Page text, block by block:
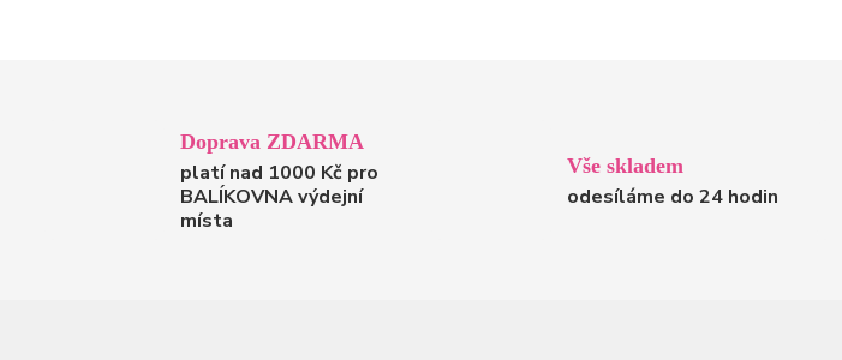
Doprava ZDARMA
platí nad 1000 Kč pro
BALÍKOVNA výdejní
místa
Vše skladem
odesíláme do 24 hodin